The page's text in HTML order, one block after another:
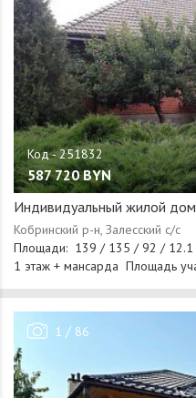
587 720 BYN
Индивидуальный жилой дом
1 / 86